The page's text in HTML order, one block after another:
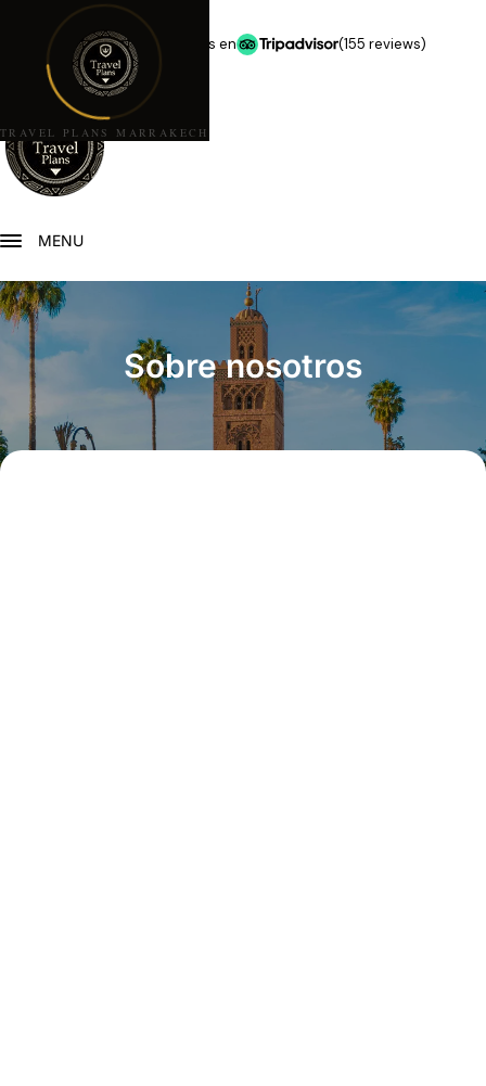
TRAVEL PLANS MARRAKECH
★★★★★5,0 estrellas en (155 reviews)
MENU
Sobre nosotros